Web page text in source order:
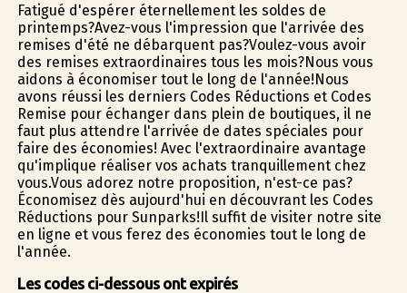
Fatigué d'espérer éternellement les soldes de
printemps?Avez-vous l'impression que l'arrivée des
remises d'été ne débarquent pas?Voulez-vous avoir
des remises extraordinaires tous les mois?Nous vous
aidons à économiser tout le long de l'année!Nous
avons réussi les derniers Codes Réductions et Codes
Remise pour échanger dans plein de boutiques, il ne
faut plus attendre l'arrivée de dates spéciales pour
faire des économies! Avec l'extraordinaire avantage
qu'implique réaliser vos achats tranquillement chez
vous.Vous adorez notre proposition, n'est-ce pas?
Économisez dès aujourd'hui en découvrant les Codes
Réductions pour Sunparks!Il suffit de visiter notre site
en ligne et vous ferez des économies tout le long de
l'année.
Les codes ci-dessous ont expirés